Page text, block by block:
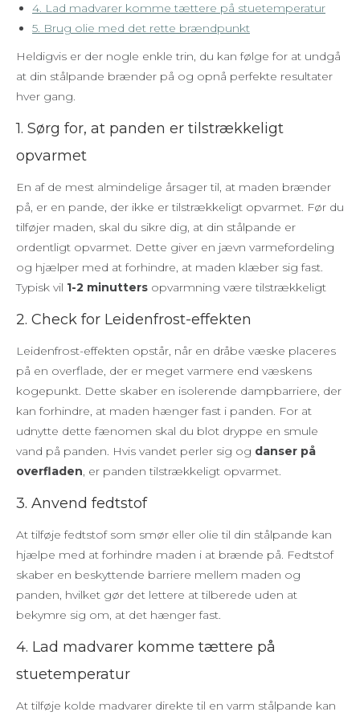
4. Lad madvarer komme tættere på stuetemperatur
5. Brug olie med det rette brændpunkt
Heldigvis er der nogle enkle trin, du kan følge for at undgå
at din stålpande brænder på og opnå perfekte resultater
hver gang.
1. Sørg for, at panden er tilstrækkeligt
opvarmet
En af de mest almindelige årsager til, at maden brænder
på, er en pande, der ikke er tilstrækkeligt opvarmet. Før du
tilføjer maden, skal du sikre dig, at din stålpande er
ordentligt opvarmet. Dette giver en jævn varmefordeling
og hjælper med at forhindre, at maden klæber sig fast.
Typisk vil 1-2 minutters opvarmning være tilstrækkeligt
2. Check for Leidenfrost-effekten
Leidenfrost-effekten opstår, når en dråbe væske placeres
på en overflade, der er meget varmere end væskens
kogepunkt. Dette skaber en isolerende dampbarriere, der
kan forhindre, at maden hænger fast i panden. For at
udnytte dette fænomen skal du blot dryppe en smule
vand på panden. Hvis vandet perler sig og danser på
overfladen, er panden tilstrækkeligt opvarmet.
3. Anvend fedtstof
At tilføje fedtstof som smør eller olie til din stålpande kan
hjælpe med at forhindre maden i at brænde på. Fedtstof
skaber en beskyttende barriere mellem maden og
panden, hvilket gør det lettere at tilberede uden at
bekymre sig om, at det hænger fast.
4. Lad madvarer komme tættere på
stuetemperatur
At tilføje kolde madvarer direkte til en varm stålpande kan